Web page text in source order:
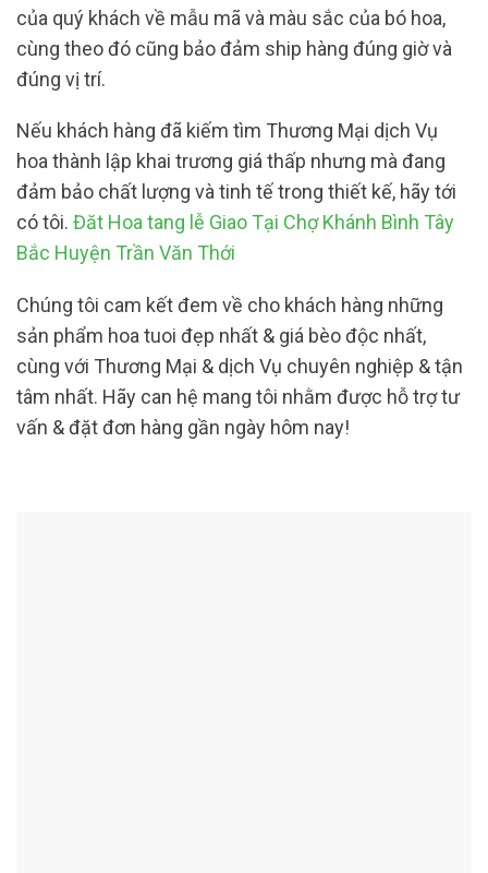
của quý khách về mẫu mã và màu sắc của bó hoa,
cùng theo đó cũng bảo đảm ship hàng đúng giờ và
đúng vị trí.
Nếu khách hàng đã kiếm tìm Thương Mại dịch Vụ
hoa thành lập khai trương giá thấp nhưng mà đang
đảm bảo chất lượng và tinh tế trong thiết kế, hãy tới
có tôi. Đăt Hoa tang lễ Giao Tại Chợ Khánh Bình Tây
Bắc Huyện Trần Văn Thới
Chúng tôi cam kết đem về cho khách hàng những
sản phẩm hoa tuoi đẹp nhất & giá bèo độc nhất,
cùng với Thương Mại & dịch Vụ chuyên nghiệp & tận
tâm nhất. Hãy can hệ mang tôi nhằm được hỗ trợ tư
vấn & đặt đơn hàng gần ngày hôm nay!